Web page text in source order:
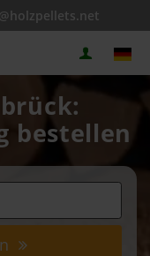
bestellen